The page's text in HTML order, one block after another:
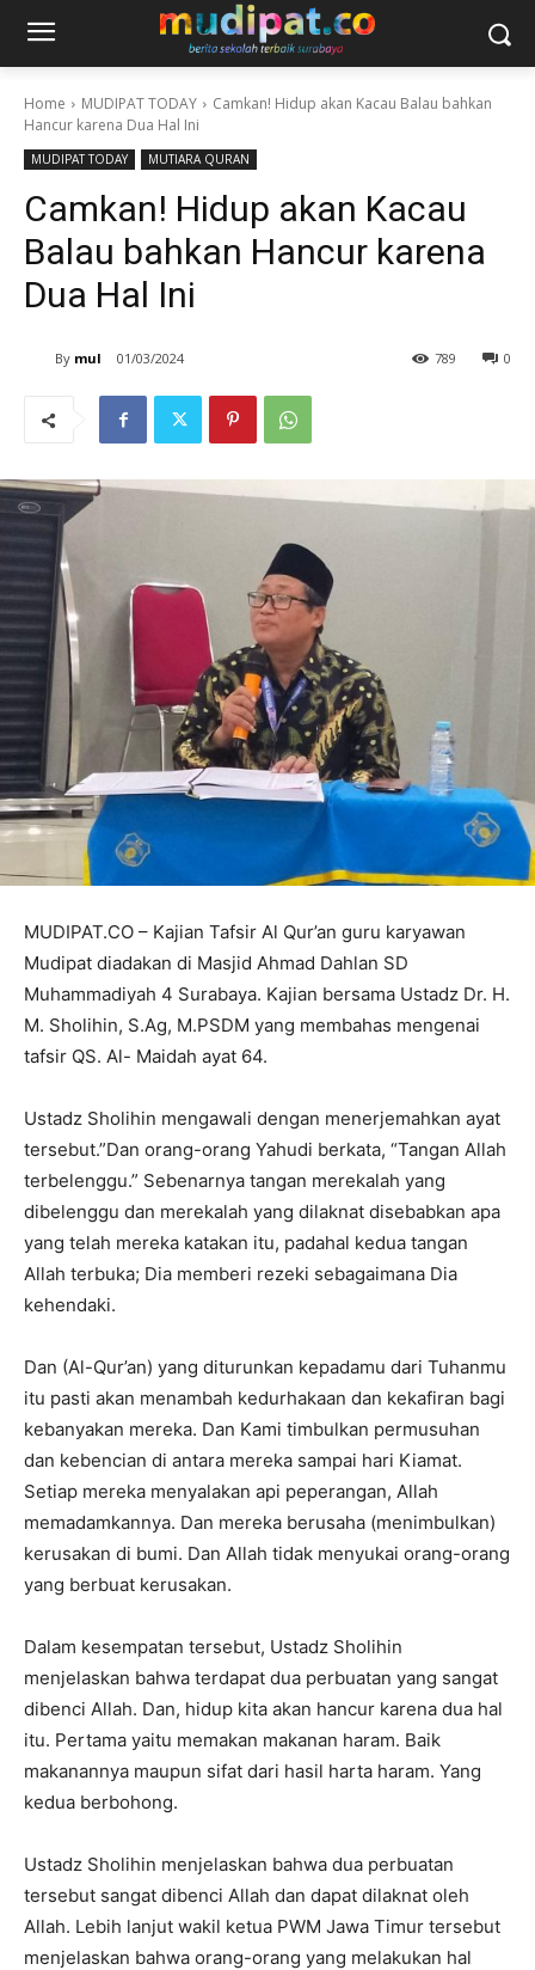
Home MUDIPAT TODAY
Camkan! Hidup akan Kacau Balau bahkan
Hancur karena Dua Hal Ini
MUDIPAT TODAY MUTIARA QURAN
Camkan! Hidup akan Kacau
Balau bahkan Hancur karena
Dua Hal Ini
By mul 01/03/2024 0
789
MUDIPAT.CO – Kajian Tafsir Al Qur’an guru karyawan
Mudipat diadakan di Masjid Ahmad Dahlan SD
Muhammadiyah 4 Surabaya. Kajian bersama Ustadz Dr. H.
M. Sholihin, S.Ag, M.PSDM yang membahas mengenai
tafsir QS. Al- Maidah ayat 64.
Ustadz Sholihin mengawali dengan menerjemahkan ayat
tersebut.”Dan orang-orang Yahudi berkata, “Tangan Allah
terbelenggu.” Sebenarnya tangan merekalah yang
dibelenggu dan merekalah yang dilaknat disebabkan apa
yang telah mereka katakan itu, padahal kedua tangan
Allah terbuka; Dia memberi rezeki sebagaimana Dia
kehendaki.
Dan (Al-Qur’an) yang diturunkan kepadamu dari Tuhanmu
itu pasti akan menambah kedurhakaan dan kekafiran bagi
kebanyakan mereka. Dan Kami timbulkan permusuhan
dan kebencian di antara mereka sampai hari Kiamat.
Setiap mereka menyalakan api peperangan, Allah
memadamkannya. Dan mereka berusaha (menimbulkan)
kerusakan di bumi. Dan Allah tidak menyukai orang-orang
yang berbuat kerusakan.
Dalam kesempatan tersebut, Ustadz Sholihin
menjelaskan bahwa terdapat dua perbuatan yang sangat
dibenci Allah. Dan, hidup kita akan hancur karena dua hal
itu. Pertama yaitu memakan makanan haram. Baik
makanannya maupun sifat dari hasil harta haram. Yang
kedua berbohong.
Ustadz Sholihin menjelaskan bahwa dua perbuatan
tersebut sangat dibenci Allah dan dapat dilaknat oleh
Allah. Lebih lanjut wakil ketua PWM Jawa Timur tersebut
menjelaskan bahwa orang-orang yang melakukan hal